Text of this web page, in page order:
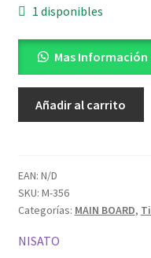
1 disponibles
Mas Información
50SMT4KYQ
cantidad
Añadir al carrito
EAN: N/D
SKU: M-356
Categorías: MAIN BOARD,
NISATO